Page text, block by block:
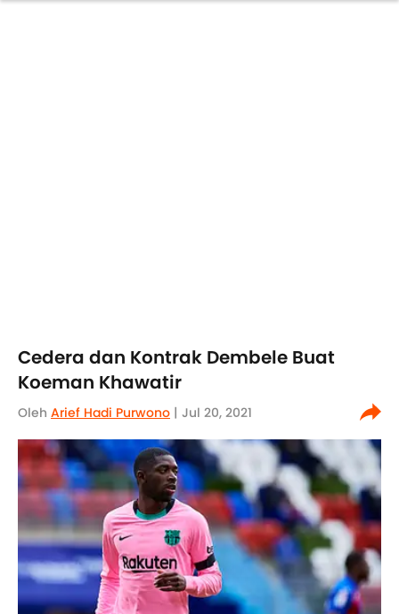
Cedera dan Kontrak Dembele Buat
Koeman Khawatir
Oleh Arief Hadi Purwono | Jul 20, 2021